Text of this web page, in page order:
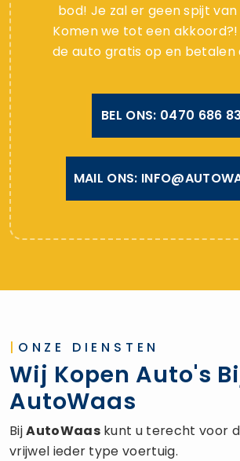
bod! Je zal er geen spijt
Komen we tot een akkoord?!
de auto gratis op en betalen
BEL ONS: 0470 686
MAIL ONS:
| ONZE DIENSTEN
Wij Kopen Auto's
AutoWaas
BijAutoWaaskunt u terecht voor
vrijwel ieder type voertuig.